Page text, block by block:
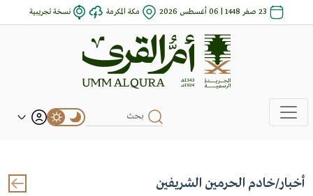
23 صفر 1448 | 06 أغسطس 2026 مكة المكرمة نسخة تجريبية
أخبار/خادم الحرمين الشريفين